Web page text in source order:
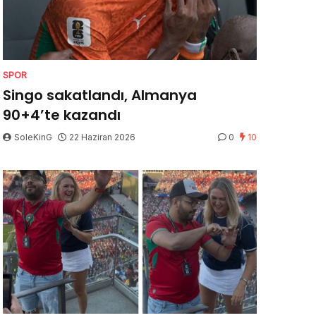
SPOR
Singo sakatlandı, Almanya
90+4’te kazandı
SoleKinG 22 Haziran 2026 0 10